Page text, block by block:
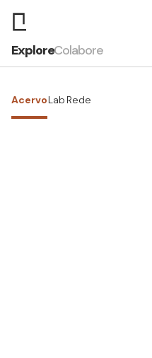
ExploreColabore
AcervoLab Rede